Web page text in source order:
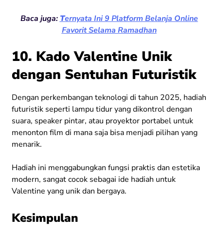
Baca juga: Ternyata Ini 9 Platform Belanja Online
Favorit Selama Ramadhan
10. Kado Valentine Unik
dengan Sentuhan Futuristik
Dengan perkembangan teknologi di tahun 2025, hadiah
futuristik seperti lampu tidur yang dikontrol dengan
suara, speaker pintar, atau proyektor portabel untuk
menonton film di mana saja bisa menjadi pilihan yang
menarik.
Hadiah ini menggabungkan fungsi praktis dan estetika
modern, sangat cocok sebagai ide hadiah untuk
Valentine yang unik dan bergaya.
Kesimpulan